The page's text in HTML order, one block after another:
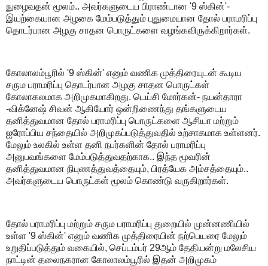
நுழைவதன் மூலம்.. அவர்களுடைய பிராண்டான '9 ஸ்கின்'-
இயற்கையான அழகை மேம்படுத்தும் புதுமையான தோல் பராமரிப்பு
தொடர்பான அழகு சாதன பொருட்களை வழங்கவிருக்கிறார்கள்.
கோலாலம்பூரில் '9 ஸ்கின்' எனும் வணிக முத்திரையுடன் கூடிய
சரும பராமரிப்பு தொடர்பான அழகு சாதன பொருட்கள்
கோலாகலமாக அறிமுகமாகிறது. டெய்சி மோர்கன்- நயன்தாரா
-விக்னேஷ் சிவன் ஆகியோர் ஒன்றிணைந்து தங்களுடைய
தனித்துவமான தோல் பராமரிப்பு பொருட்களை ஆசியா மற்றும்
ஐரோப்பிய சந்தையில் அறிமுகப்படுத்துவதில் உற்சாகமாக உள்ளனர்‌.
மேலும் உலகில் உள்ள தனி நபர்களின் தோல் பராமரிப்பு
அனுபவங்களை மேம்படுத்துவதற்காக.. இந்த மூவரின்
தனித்துவமான நிபுணத்துவத்தையும், பிரத்யேக அம்சத்தையும்..
அவர்களுடைய பொருட்கள் மூலம் கொண்டு வருகிறார்கள்.
தோல் பராமரிப்பு மற்றும் சரும பராமரிப்பு துறையில் முன்னணியில்
உள்ள '9 ஸ்கின்' எனும் வணிக முத்திரையின் நற்பெயரை மேலும்
உறுதிப்படுத்தும் வகையில், செப்டம்பர் 29ஆம் தேதியன்று மலேசிய
நாட்டின் தலைநகரான கோலாலம்பூரில் இதன் அறிமுகம்